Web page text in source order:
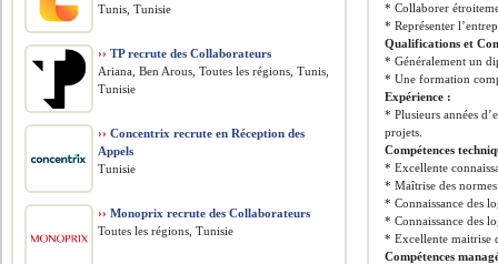
* Collaborer
* Représenter
Qualifications et
* Généralement un
* Une formation
Expérience :
* Plusieurs années
projets.
Compétences
* Excellente
* Maîtrise des
* Connaissance des
* Connaissance des
* Excellente maitrise
Compétences
Tunis, Tunisie
›› TP recrute des Collaborateurs
Ariana, Ben Arous, Toutes les régions, Tunis,
Tunisie
›› Concentrix recrute en Réception des
Appels
Tunisie
›› Monoprix recrute des Collaborateurs
Toutes les régions, Tunisie